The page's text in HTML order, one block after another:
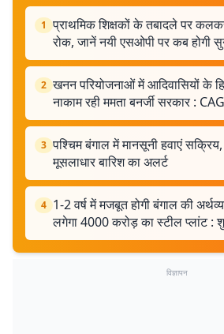
1 प्राथमिक शिक्षकों के तबादले पर
रोक, जानें नयी एसओपी पर कब होगी
2 खनन परियोजनाओं में आदिवासियों के
नाकाम रही ममता बनर्जी सरकार : CAG
3 पश्चिम बंगाल में मानसूनी हवाएं
मूसलाधार बारिश का अलर्ट
4 1-2 वर्ष में मजबूत होगी बंगाल की
लगेगा 4000 करोड़ का स्टील प्लांट :
विज्ञापन